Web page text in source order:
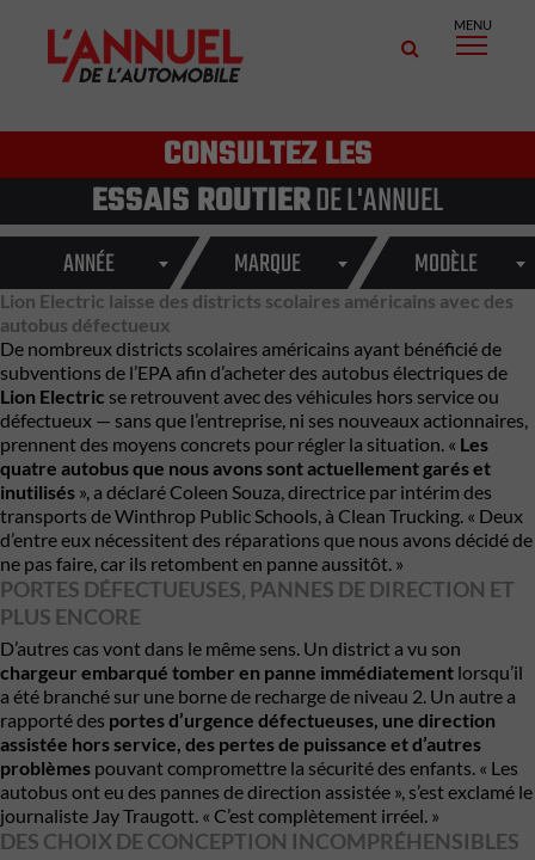
MENU
CONSULTEZ LES
ESSAIS ROUTIERDE L'ANNUEL
ANNÉE MARQUE MODÈLE
Lion Electric laisse des districts scolaires américains avec des
autobus défectueux
De nombreux districts scolaires américains ayant bénéficié de
subventions de l’EPA afin d’acheter des autobus électriques de
Lion Electric se retrouvent avec des véhicules hors service ou
défectueux — sans que l’entreprise, ni ses nouveaux actionnaires,
prennent des moyens concrets pour régler la situation. « Les
quatre autobus que nous avons sont actuellement garés et
inutilisés », a déclaré Coleen Souza, directrice par intérim des
transports de Winthrop Public Schools, à Clean Trucking. « Deux
d’entre eux nécessitent des réparations que nous avons décidé de
ne pas faire, car ils retombent en panne aussitôt. »
PORTES DÉFECTUEUSES, PANNES DE DIRECTION ET
PLUS ENCORE
D’autres cas vont dans le même sens. Un district a vu son
chargeur embarqué tomber en panne immédiatement lorsqu’il
a été branché sur une borne de recharge de niveau 2. Un autre a
rapporté des portes d’urgence défectueuses, une direction
assistée hors service, des pertes de puissance et d’autres
problèmes pouvant compromettre la sécurité des enfants. « Les
autobus ont eu des pannes de direction assistée », s’est exclamé le
journaliste Jay Traugott. « C’est complètement irréel. »
DES CHOIX DE CONCEPTION INCOMPRÉHENSIBLES